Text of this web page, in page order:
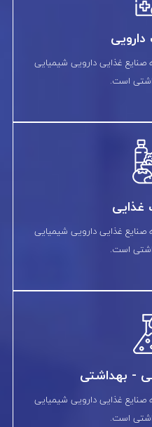
صنایع غذایی دارویی شیمیایی
است.
صنایع غذایی دارویی شیمیایی
است.
- بهداشتی
صنایع غذایی دارویی شیمیایی
است.